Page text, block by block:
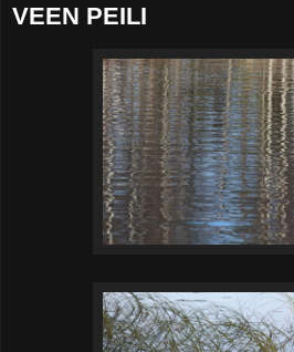
VEEN PEILI